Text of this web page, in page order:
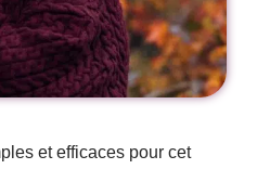
et efficaces pour cet